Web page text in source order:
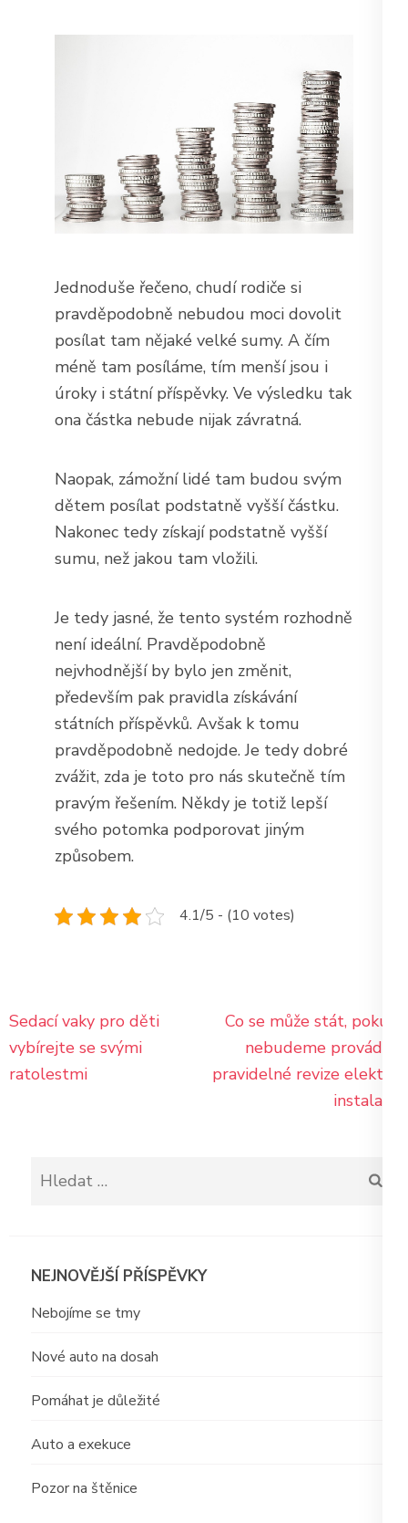
Jednoduše řečeno, chudí rodiče si
pravděpodobně nebudou moci dovolit
posílat tam nějaké velké sumy. A čím
méně tam posíláme, tím menší jsou i
úroky i státní příspěvky. Ve výsledku tak
ona částka nebude nijak závratná.
Naopak, zámožní lidé tam budou svým
dětem posílat podstatně vyšší částku.
Nakonec tedy získají podstatně vyšší
sumu, než jakou tam vložili.
Je tedy jasné, že tento systém rozhodně
není ideální. Pravděpodobně
nejvhodnější by bylo jen změnit,
především pak pravidla získávání
státních příspěvků. Avšak k tomu
pravděpodobně nedojde. Je tedy dobré
zvážit, zda je toto pro nás skutečně tím
pravým řešením. Někdy je totiž lepší
svého potomka podporovat jiným
způsobem.
4.1/5 - (10 votes)
Navigace
pro
příspěvek
Sedací vaky pro děti
vybírejte se svými
ratolestmi
Co se může stát, pokud
nebudeme provádět
pravidelné revize elektro
instalace
Vyhledávání
NEJNOVĚJŠÍ PŘÍSPĚVKY
Nebojíme se tmy
Nové auto na dosah
Pomáhat je důležité
Auto a exekuce
Pozor na štěnice